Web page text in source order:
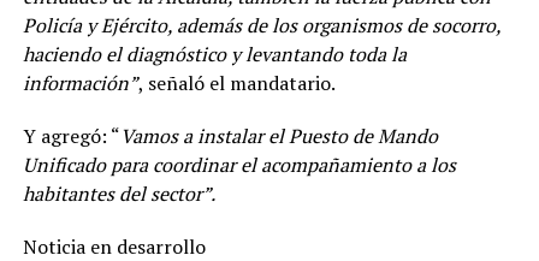
Policía y Ejército, además de los organismos de socorro,
haciendo el diagnóstico y levantando toda la
información”, señaló el mandatario.
Y agregó: “Vamos a instalar el Puesto de Mando
Unificado para coordinar el acompañamiento a los
habitantes del sector”.
Noticia en desarrollo